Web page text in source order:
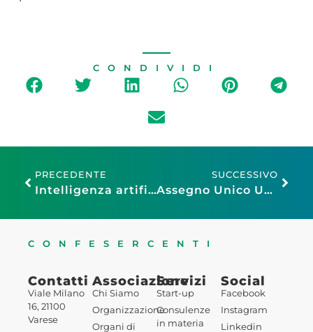
CONDIVIDI
PRECEDENTE
Intelligenza artificiale: al via a Napoli CONFESIA, il seminario di Confesercenti, Microsoft e Var Group – 10 febbraio
SUCCESSIVO
Assegno Unico Universale per il 2025: le novità in una circolare Inps
CONFESERCENTI
Contatti
Viale Milano
16, 21100
Varese
Associazione
Chi Siamo
Organizzazione
Organi di
Servizi
Start-up
Consulenze
in materia
Social
Facebook
Instagram
Linkedin